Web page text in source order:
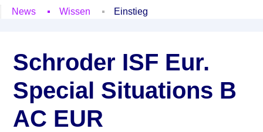
News
Wissen Einstieg
Schroder ISF Eur.
Special Situations B
AC EUR